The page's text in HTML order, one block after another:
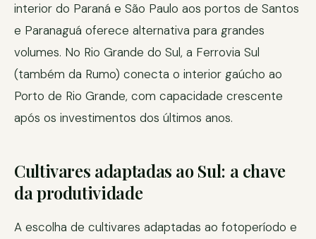
interior do Paraná e São Paulo aos portos de Santos
e Paranaguá oferece alternativa para grandes
volumes. No Rio Grande do Sul, a Ferrovia Sul
(também da Rumo) conecta o interior gaúcho ao
Porto de Rio Grande, com capacidade crescente
após os investimentos dos últimos anos.
Cultivares adaptadas ao Sul: a chave
da produtividade
A escolha de cultivares adaptadas ao fotoperíodo e